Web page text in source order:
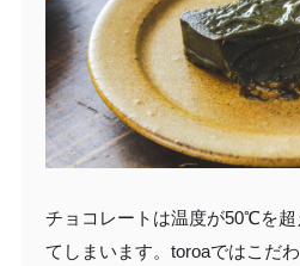
チョコレートは温度が50℃を
てしまいます。toroaではこだ